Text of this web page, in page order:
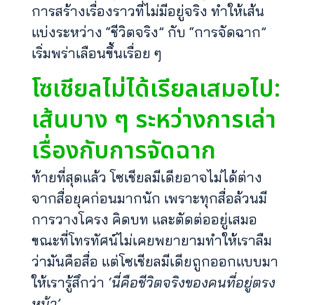
การสร้างเรื่องราวที่ไม่มีอยู่จริง ทำให้เส้น
แบ่งระหว่าง “ชีวิตจริง” กับ “การจัดฉาก”
เริ่มพร่าเลือนขึ้นเรื่อย ๆ
โซเชียลไม่ได้เรียลเสมอไป:
เส้นบาง ๆ ระหว่างการเล่า
เรื่องกับการจัดฉาก
ท้ายที่สุดแล้ว โซเชียลมีเดียอาจไม่ได้ต่าง
จากสื่อยุคก่อนมากนัก เพราะทุกสื่อล้วนมี
การวางโครง คิดบท และตัดต่ออยู่เสมอ
ขณะที่โทรทัศน์ไม่เคยพยายามทำให้เราลืม
ว่ามันคือสื่อ แต่โซเชียลมีเดียถูกออกแบบมา
ให้เรารู้สึกว่า ‘นี่คือชีวิตจริงของคนที่อยู่ตรง